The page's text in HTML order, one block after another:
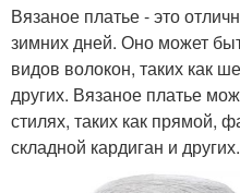
Вязаное платье - это
зимних дней. Оно может
видов волокон, таких как
других. Вязаное платье
стилях, таких как прямой,
складной кардиган и других.